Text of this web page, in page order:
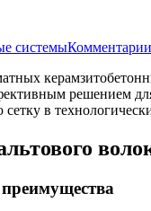
системы
решением
в